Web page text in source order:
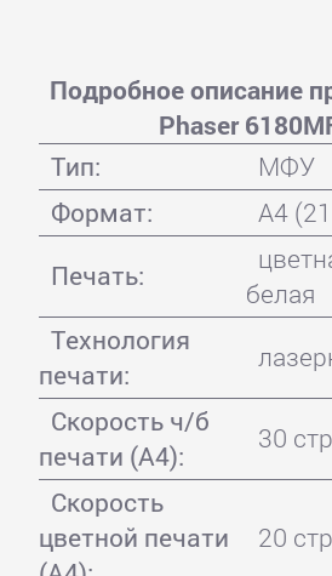
Подробное описание
Phaser
Тип:
МФУ
Формат:
A4
Печать:
белая
Технология
печати:
Скорость ч/б
печати (А4):
30
Скорость
цветной печати
20